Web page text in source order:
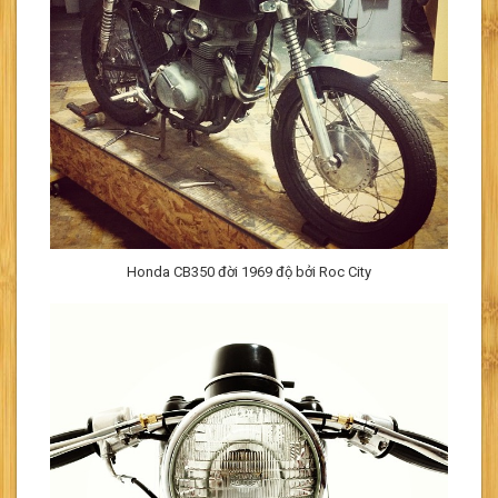
Honda CB350 đời 1969 độ bởi Roc City